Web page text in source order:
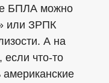
БПЛА можно
или ЗРПК
А на
что-то
американские